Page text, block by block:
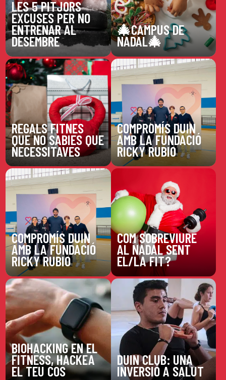
LES 5 PITJORS
EXCUSES PER NO
ENTRENAR AL
DESEMBRE
🎄​CAMPUS DE
NADAL🎄​
REGALS FITNES
QUE NO SABIES QUE
NECESSITAVES
COMPROMÍS DUIN
AMB LA FUNDACIÓ
RICKY RUBIO
COMPROMÍS DUIN
AMB LA FUNDACIÓ
RICKY RUBIO
COM SOBREVIURE
AL NADAL SENT
EL/LA FIT?
BIOHACKING EN EL
FITNESS, HACKEA
EL TEU COS
DUIN CLUB: UNA
INVERSIÓ A SALUT